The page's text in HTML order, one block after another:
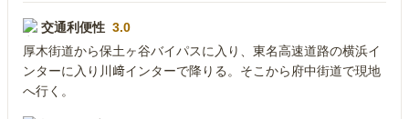
交通利便性 3.0
厚木街道から保土ヶ谷バイパスに入り、東名高速道路の横浜イ
ンターに入り川﨑インターで降りる。そこから府中街道で現地
へ行く。